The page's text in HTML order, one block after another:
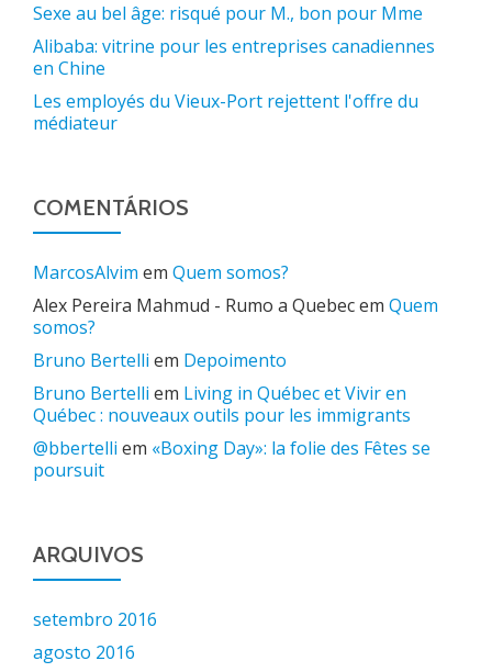
Sexe au bel âge: risqué pour M., bon pour Mme
Alibaba: vitrine pour les entreprises canadiennes
en Chine
Les employés du Vieux-Port rejettent l'offre du
médiateur
COMENTÁRIOS
MarcosAlvim em Quem somos?
Alex Pereira Mahmud - Rumo a Quebecem Quem
somos?
Bruno Bertelli em Depoimento
Bruno Bertelli em Living in Québec et Vivir en
Québec : nouveaux outils pour les immigrants
@bbertelli em «Boxing Day»: la folie des Fêtes se
poursuit
ARQUIVOS
setembro 2016
agosto 2016